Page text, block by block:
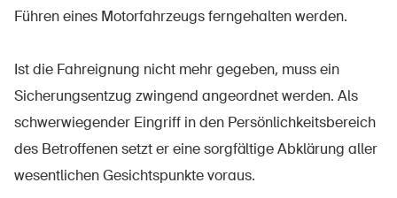
Führen eines Motorfahrzeugs ferngehalten werden.
Ist die Fahreignung nicht mehr gegeben, muss ein
Sicherungsentzug zwingend angeordnet werden. Als
schwerwiegender Eingriff in den Persönlichkeitsbereich
des Betroffenen setzt er eine sorgfältige Abklärung aller
wesentlichen Gesichtspunkte voraus.